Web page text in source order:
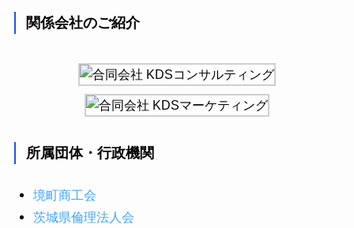
関係会社のご紹介
所属団体・行政機関
境町商工会
茨城県倫理法人会